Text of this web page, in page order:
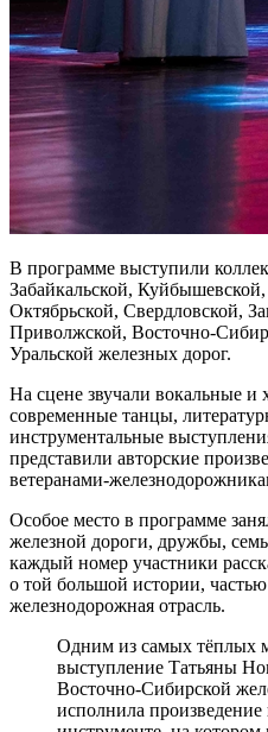
В программе выступили
Забайкальской,
Октябрьской, Свердловской,
Приволжской, Восточно-
Уральской железных дорог.
На сцене звучали вокальные
современные танцы,
инструментальные
представили авторские
ветеранами-
Особое место в программе
железной дороги, дружбы,
каждый номер участники
о той большой истории, частью
железнодорожная отрасль.
Одним из самых тёплых
выступление Татьяны
Восточно-Сибирской
исполнила